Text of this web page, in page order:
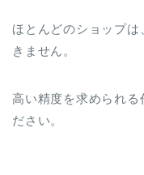
ほとんどのショップ
きません。
高い精度を求められる
ださい。